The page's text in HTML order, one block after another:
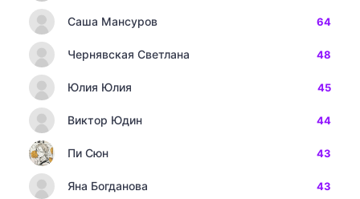
Саша Мансуров 64
Чернявская Светлана 48
Юлия Юлия 45
Виктор Юдин 44
Пи Сюн 43
Яна Богданова 43